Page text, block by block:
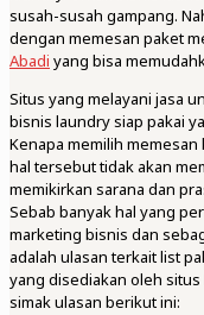
susah-susah gampang.
dengan memesan paket
Abadi yang bisa
Situs yang melayani jasa
bisnis laundry siap pakai
Kenapa memilih
hal tersebut tidak akan
memikirkan sarana dan
Sebab banyak hal yang
marketing bisnis dan
adalah ulasan terkait list
yang disediakan oleh situs
simak ulasan berikut ini: